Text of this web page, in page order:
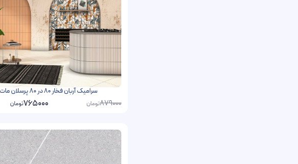
سرامیک آربان فخار 80 در 80 پرسلان مات
879000تومان 765000تومان